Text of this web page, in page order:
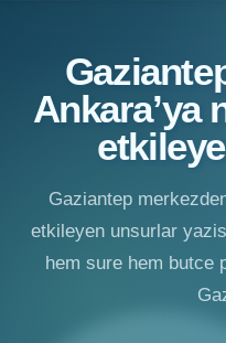
Ankara’ya
Gaziantep
etkileyen unsurlar
hem sure hem butce